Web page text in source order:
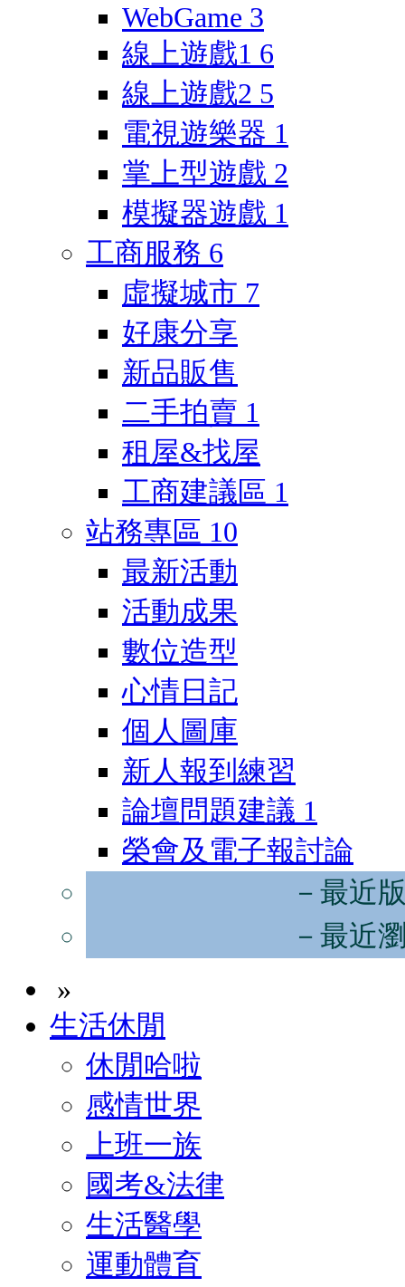
WebGame 3
線上遊戲1 6
線上遊戲2 5
電視遊樂器 1
掌上型遊戲 2
模擬器遊戲 1
工商服務 6
虛擬城市 7
好康分享
新品販售
二手拍賣 1
租屋&找屋
工商建議區 1
站務專區 10
最新活動
活動成果
數位造型
心情日記
個人圖庫
新人報到練習
論壇問題建議 1
榮會及電子報討論
－最近
－最近
»
生活休閒
休閒哈啦
感情世界
上班一族
國考&法律
生活醫學
運動體育